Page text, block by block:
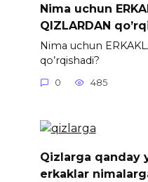
Nima uchun
QIZLARDAN
Nima uchun
qo’rqishadi?
0 485
Qizlarga qanday
erkaklar